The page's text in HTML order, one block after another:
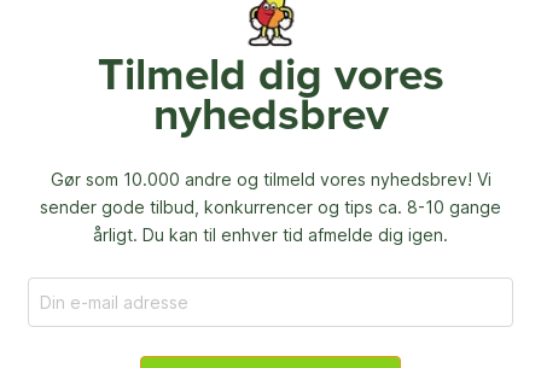
Tilmeld dig vores
nyhedsbrev
Gør som 10.000 andre og tilmeld vores nyhedsbrev! Vi
sender gode tilbud, konkurrencer og tips ca. 8-10 gange
årligt. Du kan til enhver tid afmelde dig igen.